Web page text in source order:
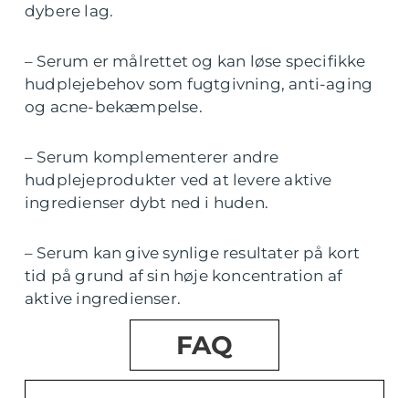
dybere lag.
– Serum er målrettet og kan løse specifikke
hudplejebehov som fugtgivning, anti-aging
og acne-bekæmpelse.
– Serum komplementerer andre
hudplejeprodukter ved at levere aktive
ingredienser dybt ned i huden.
– Serum kan give synlige resultater på kort
tid på grund af sin høje koncentration af
aktive ingredienser.
FAQ